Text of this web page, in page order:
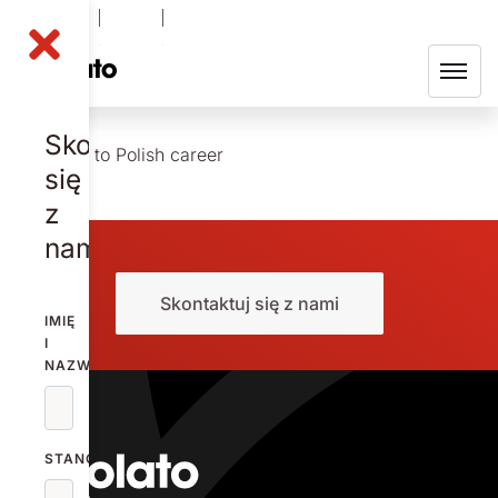
Skontaktuj
się
z
nami
IMIĘ
I
NAZWISKO
STANOWISKO
Redirect to Polish career
Skontaktuj się z nami